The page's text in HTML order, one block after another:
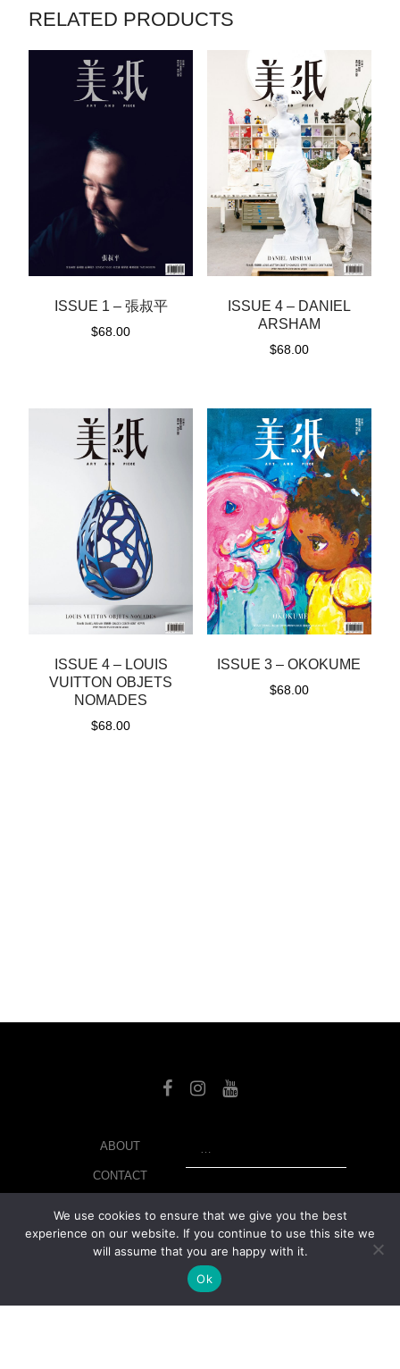
RELATED PRODUCTS
ISSUE 1 – 張叔平
$68.00
ISSUE 4 – DANIEL
ARSHAM
$68.00
ISSUE 4 – LOUIS
VUITTON OBJETS
NOMADES
$68.00
ISSUE 3 – OKOKUME
$68.00
ABOUT
CONTACT
MY ACCOUNT
We use cookies to ensure that we give you the best
experience on our website. If you continue to use this site we
will assume that you are happy with it.
Ok